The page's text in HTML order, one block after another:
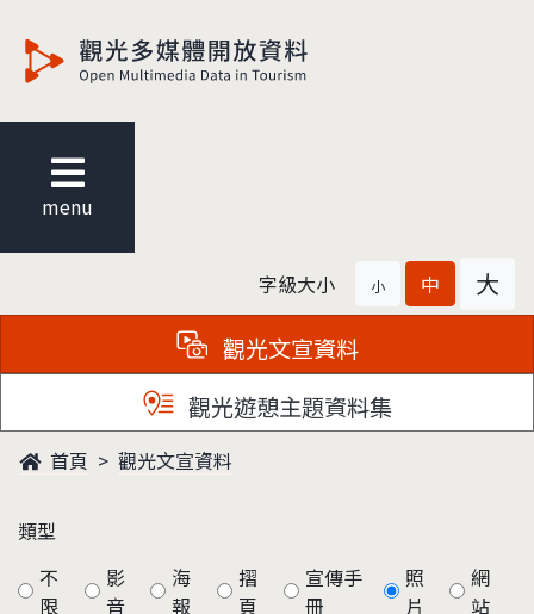
menu
字級大小 小 中 大
觀光文宣資料
觀光遊憩主題資料集
首頁 觀光文宣資料
類型
不
限
影
音
海
報
摺
頁
宣傳手
冊
照
片
網
站